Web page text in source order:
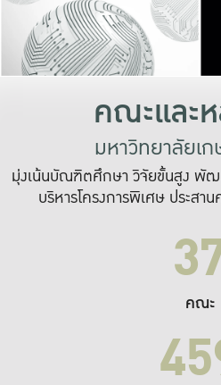
คณะและ
มหาวิทยาลัยเ
มุ่งเน้นบัณฑิตศึกษา วิจัยขั้นสูง พัฒ
บริหารโครงการพิเศษ ประสา
คณะ